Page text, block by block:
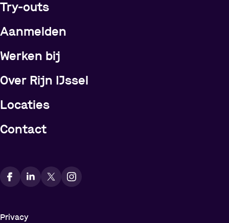
Try-outs
Meer over Rijn IJssel
Aanmelden
Werken bij
Over Rijn IJssel
Locaties
Contact
Vindt ons op social media
Privacy